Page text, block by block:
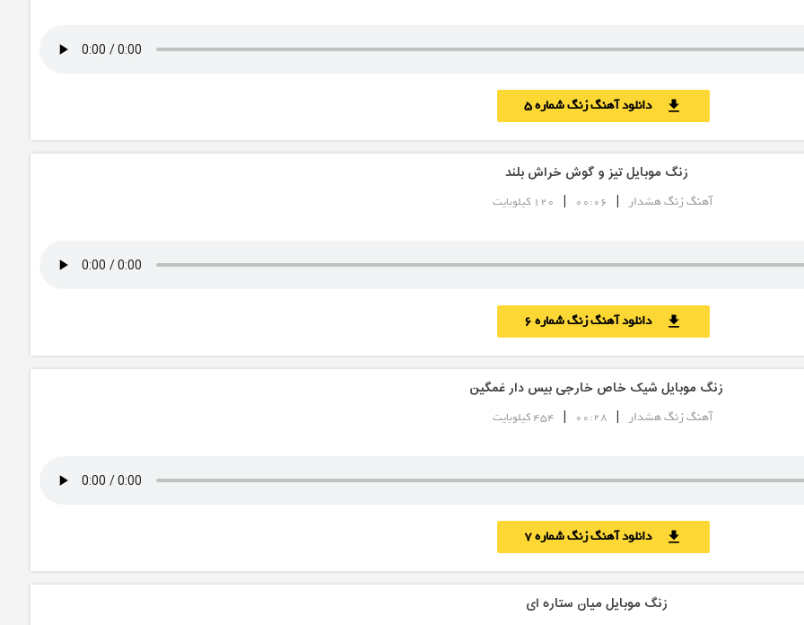
download دانلود آهنگ زنگ شماره 5
زنگ موبایل تیز و گوش خراش بلند
آهنگ زنگ هشدار |
00:06
| 120 کیلوبایت
download دانلود آهنگ زنگ شماره 6
زنگ موبایل شیک خاص خارجی بیس دار غمگین
آهنگ زنگ هشدار |
00:28
| 454 کیلوبایت
download دانلود آهنگ زنگ شماره 7
زنگ موبایل میان ستاره ای